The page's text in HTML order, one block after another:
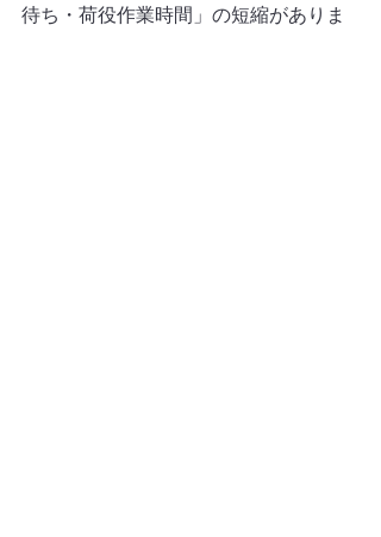
待ち・荷役作業時間」の短縮がありま